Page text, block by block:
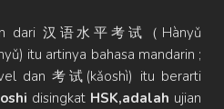
dari 汉语水平考试（Hànyǔ
itu artinya bahasa mandarin ;
dan 考试(kǎoshì) itu berarti
disingkat HSK,adalah ujian